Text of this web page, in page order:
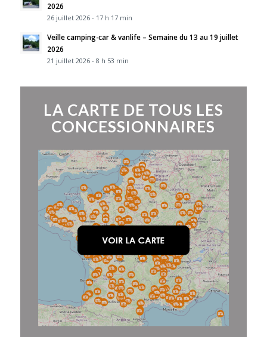
2026
26 juillet 2026 - 17 h 17 min
Veille camping-car & vanlife – Semaine du 13 au 19 juillet
2026
21 juillet 2026 - 8 h 53 min
LA CARTE DE TOUS LES
CONCESSIONNAIRES